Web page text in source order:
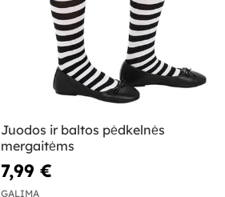
Juodos ir baltos pėdkelnės
mergaitėms
7,99 €
GALIMA